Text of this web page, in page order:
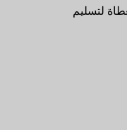
لتسليم